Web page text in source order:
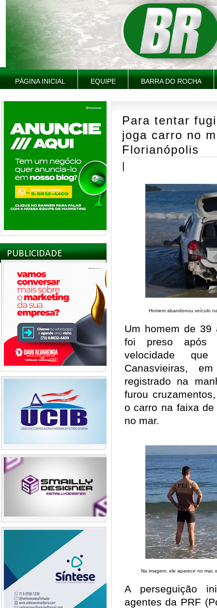
PÁGINA INICIAL EQUIPE BARRA DO ROCHA
PUBLICIDADE
Para tentar
joga carro no
Florianópolis
|
Homem abandonou veículo
Um homem de 39
foi preso após
velocidade
Canasvieiras,
registrado na
furou
o carro na faixa
no mar.
Na imagem, ele aparece no
A perseguição
agentes da PRF